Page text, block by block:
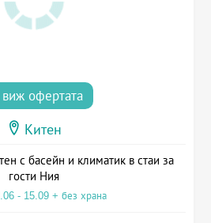
виж офертата
Китен
с басейн и климатик в стаи за
гости Ния
- 15.09 + без храна